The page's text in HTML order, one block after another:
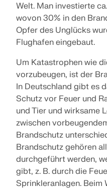
Welt. Man investierte
wovon 30% in den
Opfer des Unglücks
Flughafen eingebaut.
Um Katastrophen wie
vorzubeugen, ist der
In Deutschland gibt es
Schutz vor Feuer und
und Tier und wirksame
zwischen
Brandschutz
Brandschutz gehören
durchgeführt werden,
gibt, z. B. durch die
Sprinkleranlagen. Beim